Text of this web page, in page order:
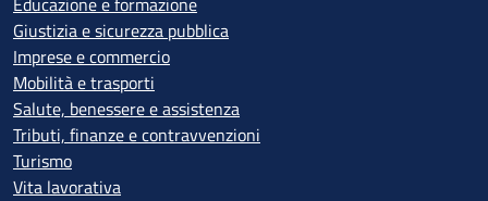
Giustizia e sicurezza pubblica
Imprese e commercio
Mobilità e trasporti
Salute, benessere e assistenza
Tributi, finanze e contravvenzioni
Turismo
Vita lavorativa